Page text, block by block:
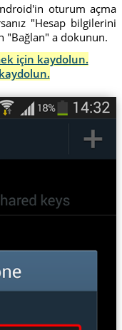
oturum açma
"Hesap bilgilerini
"Bağlan" a dokunun.
için kaydolun.